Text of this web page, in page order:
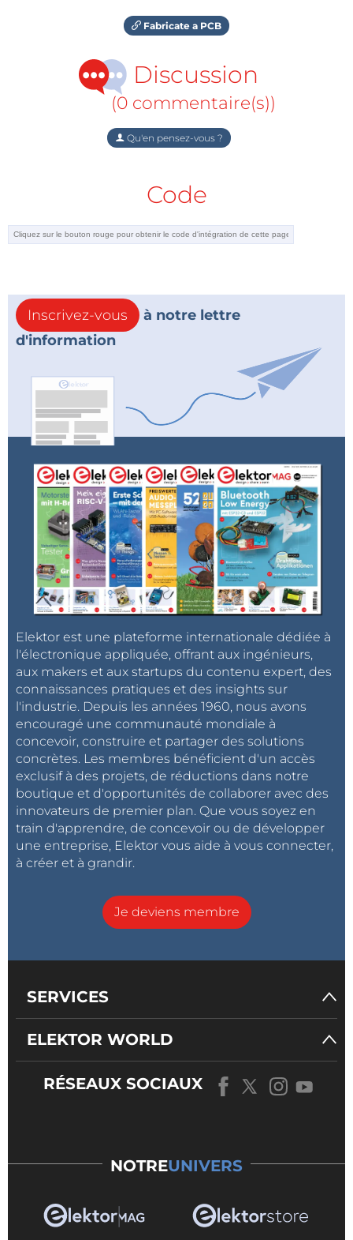
Fabricate a PCB
Discussion
(0 commentaire(s))
Qu'en pensez-vous ?
Code
Inscrivez-vous
à notre lettre
d'information
Elektor est une plateforme internationale dédiée à
l'électronique appliquée, offrant aux ingénieurs,
aux makers et aux startups du contenu expert, des
connaissances pratiques et des insights sur
l'industrie. Depuis les années 1960, nous avons
encouragé une communauté mondiale à
concevoir, construire et partager des solutions
concrètes. Les membres bénéficient d'un accès
exclusif à des projets, de réductions dans notre
boutique et d'opportunités de collaborer avec des
innovateurs de premier plan. Que vous soyez en
train d'apprendre, de concevoir ou de développer
une entreprise, Elektor vous aide à vous connecter,
à créer et à grandir.
Je deviens membre
SERVICES
ELEKTOR WORLD
RÉSEAUX SOCIAUX
NOTREUNIVERS